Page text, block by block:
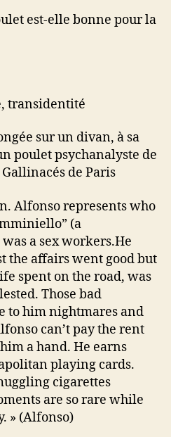
est-elle bonne pour la
transidentité
sur un divan, à sa
poulet psychanalyste de
de Paris
Alfonso represents who
(a
a sex workers.He
the affairs went good but
spent on the road, was
Those bad
to him nightmares and
can’t pay the rent
a hand. He earns
playing cards.
cigarettes
are so rare while
» (Alfonso)